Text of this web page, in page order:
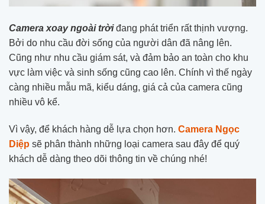
Camera xoay ngoài trờiđang phát triển rất thịnh vượng.
Bởi do nhu cầu đời sống của người dân đã nâng lên.
Cũng như nhu cầu giám sát, và đảm bảo an toàn cho khu
vực làm việc và sinh sống cũng cao lên. Chính vì thế ngày
càng nhiều mẫu mã, kiểu dáng, giá cả của camera cũng
nhiều vô kể.
Vì vậy, để khách hàng dễ lựa chọn hơn. Camera Ngọc
Diệp sẽ phân thành những loại camera sau đây để quý
khách dễ dàng theo dõi thông tin về chúng nhé!